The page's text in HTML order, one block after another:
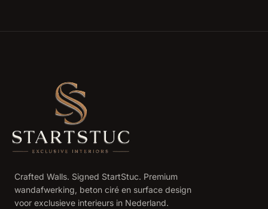
Crafted Walls. Signed StartStuc. Premium
wandafwerking, beton ciré en surface design
voor exclusieve interieurs in Nederland.